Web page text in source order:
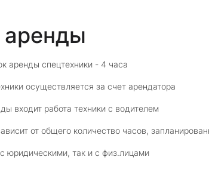
аренды
аренды спецтехники - 4 часа
осуществляется за счет арендатора
входит работа техники с водителем
от общего количество часов,
юридическими, так и с физ.лицами